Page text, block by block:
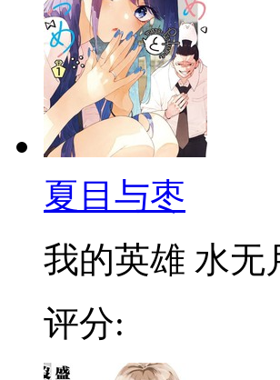
夏目与枣
我的英雄 水无
评分: